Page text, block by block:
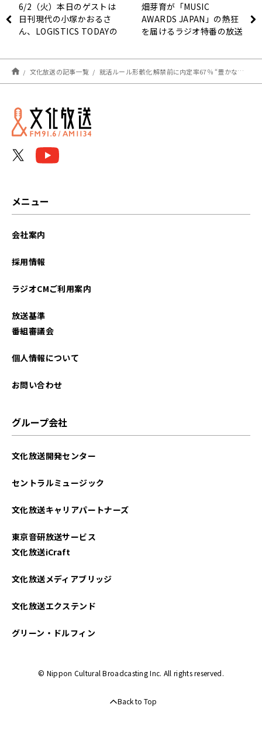
6/2（火）本日のゲストは
日刊現代の小塚かおるさ
ん、LOGISTICS TODAYの
刊スポーツの佐々木一郎さ
んでした！
畑芽育が「MUSIC
AWARDS JAPAN」の熱狂
を届けるラジオ特番の放送
文化放送の記事一覧 就活ルール形骸化 解禁前に内定率67％ “豊かな社会”に必要な経済成長
メニュー
会社案内
採用情報
ラジオCMご利用案内
放送基準
番組審議会
個人情報について
お問い合わせ
グループ会社
文化放送開発センター
セントラルミュージック
文化放送キャリアパートナーズ
東京音研放送サービス
文化放送iCraft
文化放送メディアブリッジ
文化放送エクステンド
グリーン・ドルフィン
© Nippon Cultural Broadcasting Inc. All rights reserved.
Back to Top